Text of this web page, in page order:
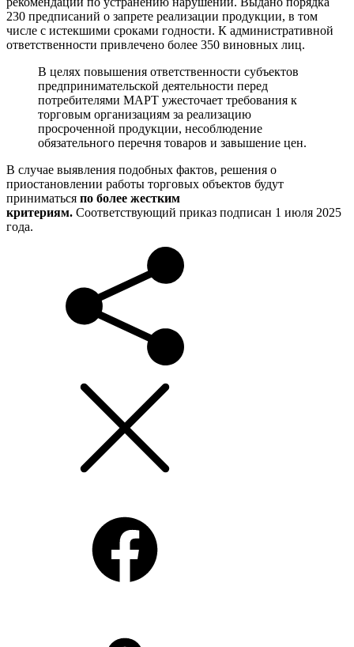
230 предписаний о запрете реализации продукции, в том
числе с истекшими сроками годности. К административной
ответственности привлечено более 350 виновных лиц.
В целях повышения ответственности субъектов
предпринимательской деятельности перед
потребителями МАРТ ужесточает требования к
торговым организациям за реализацию
просроченной продукции, несоблюдение
обязательного перечня товаров и завышение цен.
В случае выявления подобных фактов, решения о
приостановлении работы торговых объектов будут
приниматься по более жестким
критериям. Соответствующий приказ подписан 1 июля 2025
года.